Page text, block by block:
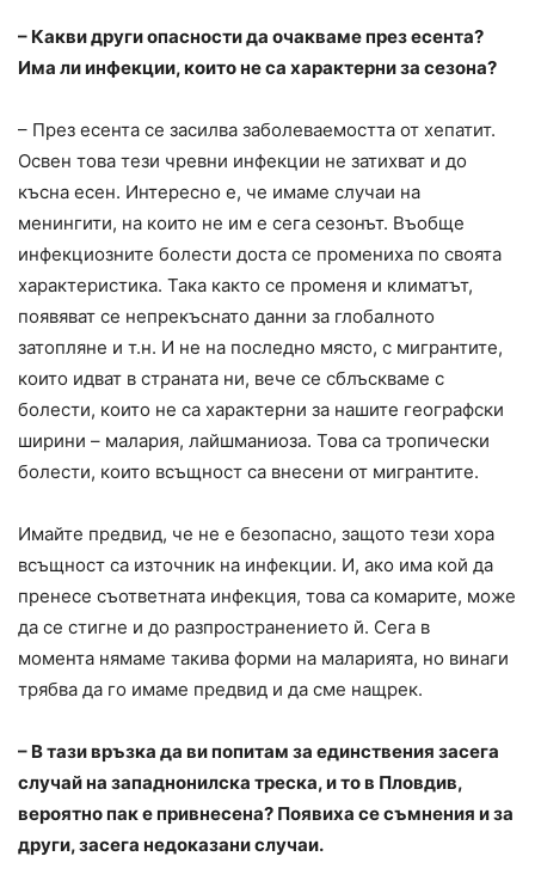
– Какви други опасности да очакваме през есента?
Има ли инфекции, които не са характерни за сезона?
– През есента се засилва заболеваемостта от хепатит.
Освен това тези чревни инфекции не затихват и до
късна есен. Интересно е, че имаме случаи на
менингити, на които не им е сега сезонът. Въобще
инфекциозните болести доста се промениха по своята
характеристика. Така както се променя и климатът,
появяват се непрекъснато данни за глобалното
затопляне и т.н. И не на последно място, с мигрантите,
които идват в страната ни, вече се сблъскваме с
болести, които не са характерни за нашите географски
ширини – малария, лайшманиоза. Това са тропически
болести, които всъщност са внесени от мигрантите.
Имайте предвид, че не е безопасно, защото тези хора
всъщност са източник на инфекции. И, ако има кой да
пренесе съответната инфекция, това са комарите, може
да се стигне и до разпространението й. Сега в
момента нямаме такива форми на маларията, но винаги
трябва да го имаме предвид и да сме нащрек.
– В тази връзка да ви попитам за единствения засега
случай на западнонилска треска, и то в Пловдив,
вероятно пак е привнесена? Появиха се съмнения и за
други, засега недоказани случаи.